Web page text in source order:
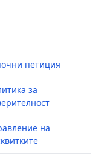
петиция
за
на